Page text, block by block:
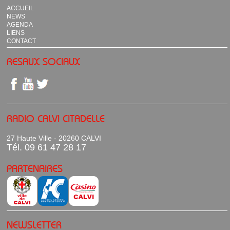
ACCUEIL
NEWS
AGENDA
LIENS
CONTACT
RESAUX SOCIAUX
RADIO CALVI CITADELLE
27 Haute Ville - 20260 CALVI
Tél. 09 61 47 28 17
PARTENAIRES
NEWSLETTER